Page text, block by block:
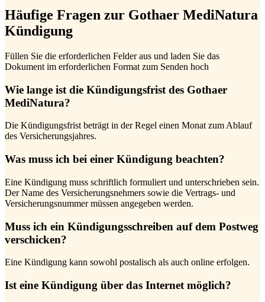
Häufige Fragen zur Gothaer MediNatura
Kündigung
Füllen Sie die erforderlichen Felder aus und laden Sie das
Dokument im erforderlichen Format zum Senden hoch
Wie lange ist die Kündigungsfrist des Gothaer
MediNatura?
Die Kündigungsfrist beträgt in der Regel einen Monat zum Ablauf
des Versicherungsjahres.
Was muss ich bei einer Kündigung beachten?
Eine Kündigung muss schriftlich formuliert und unterschrieben sein.
Der Name des Versicherungsnehmers sowie die Vertrags- und
Versicherungsnummer müssen angegeben werden.
Muss ich ein Kündigungsschreiben auf dem Postweg
verschicken?
Eine Kündigung kann sowohl postalisch als auch online erfolgen.
Ist eine Kündigung über das Internet möglich?